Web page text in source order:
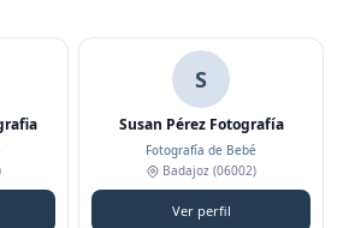
S
Susan Pérez Fotografía
Fotografía de Bebé
Badajoz (06002)
Ver perfil